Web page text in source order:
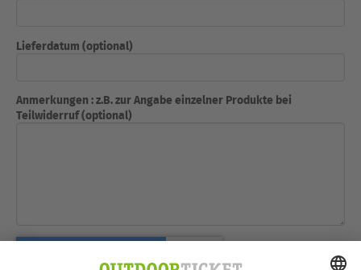
Lieferdatum (optional)
Anmerkungen : z.B. zur Angabe einzelner Produkte bei
Teilwiderruf (optional)